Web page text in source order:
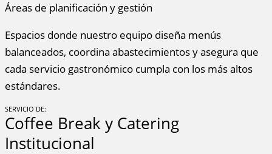
Áreas de planificación y gestión
Espacios donde nuestro equipo diseña menús
balanceados, coordina abastecimientos y asegura que
cada servicio gastronómico cumpla con los más altos
estándares.
SERVICIO DE:
Coffee Break y Catering
Institucional